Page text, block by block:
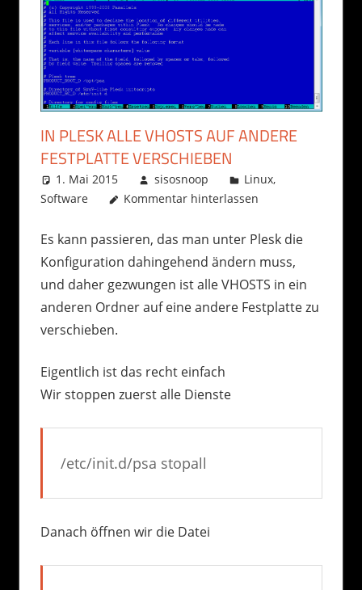
IN PLESK ALLE VHOSTS AUF ANDERE
FESTPLATTE VERSCHIEBEN
1. Mai 2015 sisosnoop Linux,
Software
Kommentar hinterlassen
Es kann passieren, das man unter Plesk die
Konfiguration dahingehend ändern muss,
und daher gezwungen ist alle VHOSTS in ein
anderen Ordner auf eine andere Festplatte zu
verschieben.
Eigentlich ist das recht einfach
Wir stoppen zuerst alle Dienste
/etc/init.d/psa stopall
Danach öffnen wir die Datei